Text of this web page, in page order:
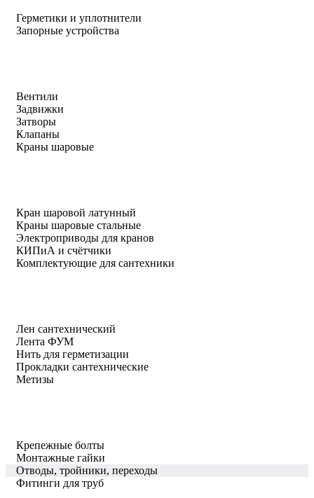
Герметики и уплотнители
Запорные устройства
Вентили
Задвижки
Затворы
Клапаны
Краны шаровые
Кран шаровой латунный
Краны шаровые стальные
Электроприводы для кранов
КИПиА и счётчики
Комплектующие для сантехники
Лен сантехнический
Лента ФУМ
Нить для герметизации
Прокладки сантехнические
Метизы
Крепежные болты
Монтажные гайки
Отводы, тройники, переходы
Фитинги для труб